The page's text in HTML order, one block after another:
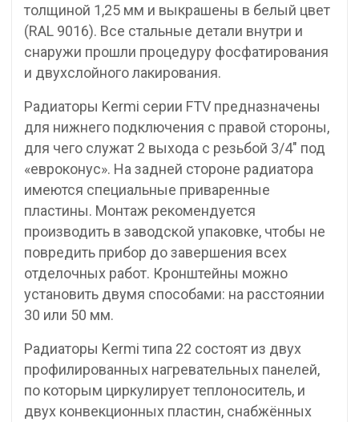
толщиной 1,25 мм и выкрашены в белый цвет
(RAL 9016). Все стальные детали внутри и
снаружи прошли процедуру фосфатирования
и двухслойного лакирования.
Радиаторы Kermi серии FTV предназначены
для нижнего подключения с правой стороны,
для чего служат 2 выхода с резьбой 3/4″ под
«евроконус». На задней стороне радиатора
имеются специальные приваренные
пластины. Монтаж рекомендуется
производить в заводской упаковке, чтобы не
повредить прибор до завершения всех
отделочных работ. Кронштейны можно
установить двумя способами: на расстоянии
30 или 50 мм.
Радиаторы Kermi типа 22 состоят из двух
профилированных нагревательных панелей,
по которым циркулирует теплоноситель, и
двух конвекционных пластин, снабжённых